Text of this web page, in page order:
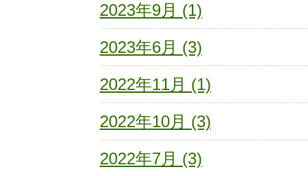
2023年9月 (1)
2023年6月 (3)
2022年11月 (1)
2022年10月 (3)
2022年7月 (3)